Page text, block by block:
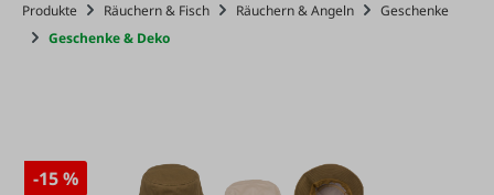
Produkte Räuchern & Fisch Räuchern & Angeln
Geschenke
Geschenke & Deko
-15 %